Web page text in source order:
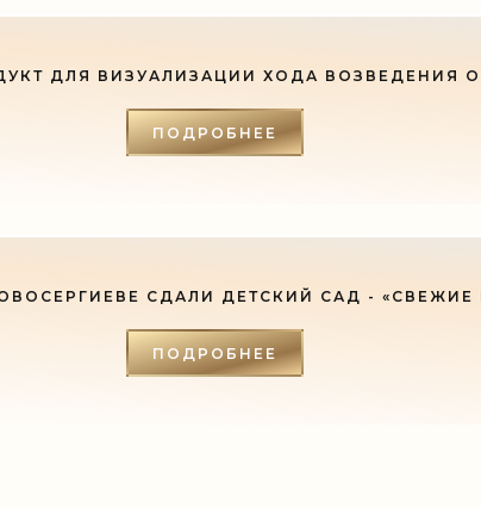
ДЛЯ ВИЗУАЛИЗАЦИИ ХОДА ВОЗВЕДЕНИЯ
ПОДРОБНЕЕ
СДАЛИ ДЕТСКИЙ САД - «СВЕЖИЕ
ПОДРОБНЕЕ